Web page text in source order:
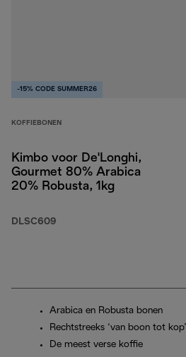
-15% CODE SUMMER26
KOFFIEBONEN
Kimbo voor De'Longhi,
Gourmet 80% Arabica
20% Robusta, 1kg
DLSC609
Arabica en Robusta bonen
Rechtstreeks ‘van boon tot kop’
De meest verse koffie